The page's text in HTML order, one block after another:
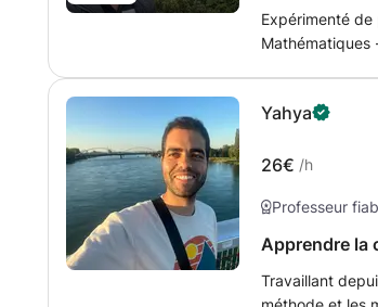
Expérimenté
Mathématiques
concours et
méthode de
contacter,
maximum.
Yahya
26€ /h
Professeur
Travaillant